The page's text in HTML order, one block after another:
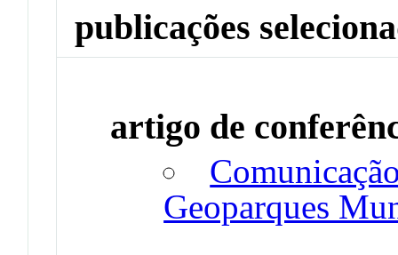
publicações
artigo de
Geoparques